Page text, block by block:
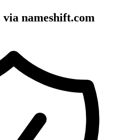
nameshift.com